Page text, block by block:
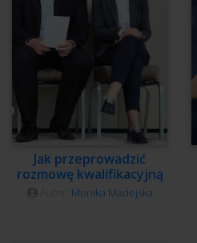
Jak przeprowadzić
rozmowę kwalifikacyjną
Monika Madejska